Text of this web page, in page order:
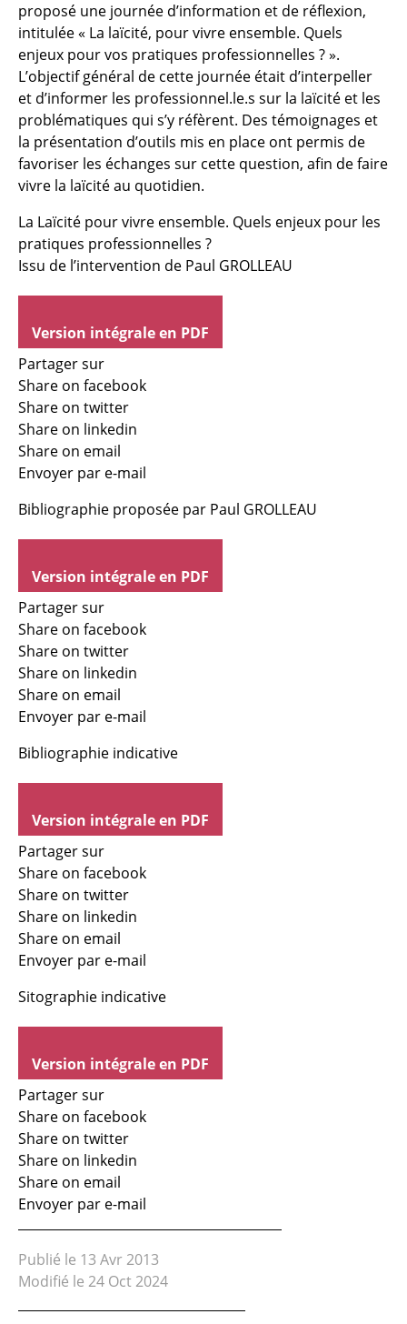
proposé une journée d’information et de réflexion,
intitulée « La laïcité, pour vivre ensemble. Quels
enjeux pour vos pratiques professionnelles ? ».
L’objectif général de cette journée était d’interpeller
et d’informer les professionnel.le.s sur la laïcité et les
problématiques qui s’y réfèrent. Des témoignages et
la présentation d’outils mis en place ont permis de
favoriser les échanges sur cette question, afin de faire
vivre la laïcité au quotidien.
La Laïcité pour vivre ensemble. Quels enjeux pour les
pratiques professionnelles ?
Issu de l’intervention de Paul GROLLEAU
Version intégrale en PDF
Partager sur
Share on facebook
Share on twitter
Share on linkedin
Share on email
Envoyer par e-mail
Bibliographie proposée par Paul GROLLEAU
Version intégrale en PDF
Partager sur
Share on facebook
Share on twitter
Share on linkedin
Share on email
Envoyer par e-mail
Bibliographie indicative
Version intégrale en PDF
Partager sur
Share on facebook
Share on twitter
Share on linkedin
Share on email
Envoyer par e-mail
Sitographie indicative
Version intégrale en PDF
Partager sur
Share on facebook
Share on twitter
Share on linkedin
Share on email
Envoyer par e-mail
Publié le 13 Avr 2013
Modifié le 24 Oct 2024